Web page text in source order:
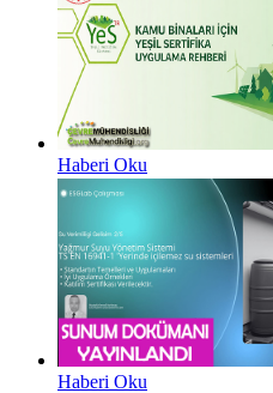
Haberi Oku
Haberi Oku